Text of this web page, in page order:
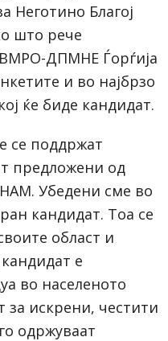
Неготино Благој
што рече
ДПМНЕ Ѓорѓија
и во најбрзо
ќе биде кандидат.
се поддржат
предложени од
Убедени сме во
кандидат. Тоа се
област и
е
во населеното
за искрени, честити
одржуваат